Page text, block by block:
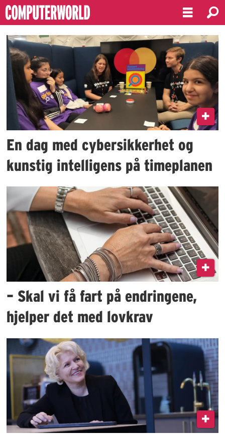
Emne:
kvinnesatsing
En dag med cybersikkerhet og
kunstig intelligens på timeplanen
– Skal vi få fart på endringene,
hjelper det med lovkrav